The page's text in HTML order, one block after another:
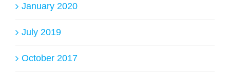
January 2020
July 2019
October 2017